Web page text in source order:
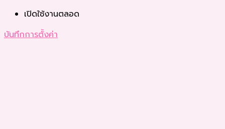
เปิดใช้งานตลอด
บันทึกการตั้งค่า